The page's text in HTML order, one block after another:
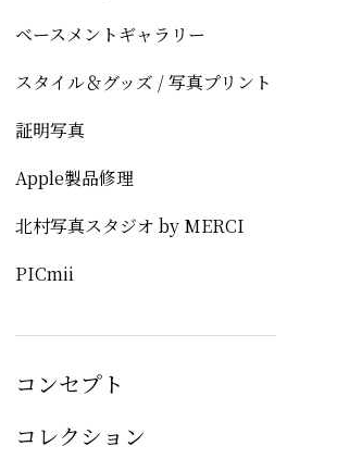
ベースメントギャラリー
スタイル＆グッズ / 写真プリント
証明写真
Apple製品修理
北村写真スタジオ by MERCI
PICmii
コンセプト
コレクション